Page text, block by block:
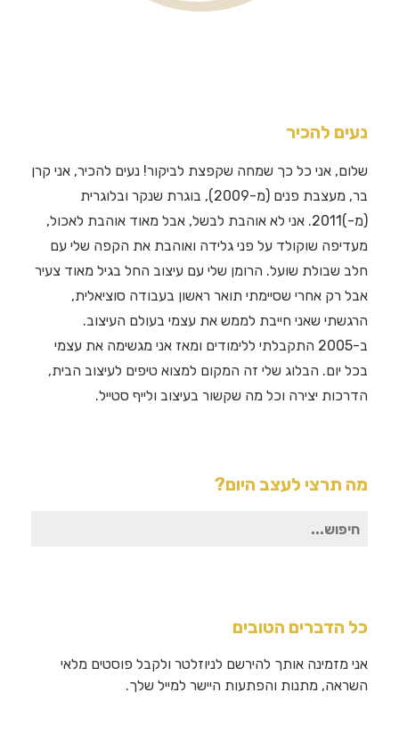
נעים להכיר
שלום, אני כל כך שמחה שקפצת לביקור! נעים להכיר, אני קרן
בר, מעצבת פנים (מ-2009), בוגרת שנקר ובלוגרית
(מ-)2011. אני לא אוהבת לבשל, אבל מאוד אוהבת לאכול,
מעדיפה שוקולד על פני גלידה ואוהבת את הקפה שלי עם
חלב שבולת שועל. הרומן שלי עם עיצוב החל בגיל מאוד צעיר
אבל רק אחרי שסיימתי תואר ראשון בעבודה סוציאלית,
הרגשתי שאני חייבת לממש את עצמי בעולם העיצוב.
ב-2005 התקבלתי ללימודים ומאז אני מגשימה את עצמי
בכל יום. הבלוג שלי זה המקום למצוא טיפים לעיצוב הבית,
הדרכות יצירה וכל מה שקשור בעיצוב ולייף סטייל.
מה תרצי לעצב היום?
חיפוש
כל הדברים הטובים
אני מזמינה אותך להירשם לניוזלטר ולקבל פוסטים מלאי
השראה, מתנות והפתעות היישר למייל שלך.